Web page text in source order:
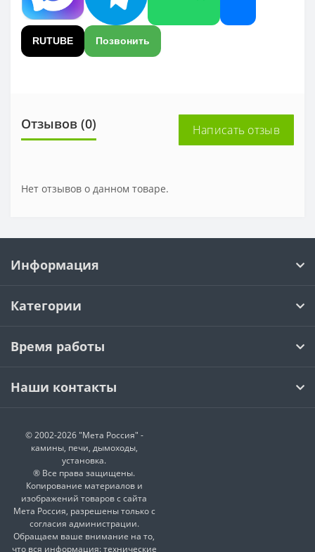
RUTUBE Позвонить
Отзывов (0) Написать отзыв
Нет отзывов о данном товаре.
Информация
Категории
Время работы
Наши контакты
© 2002-2026 "Мета Россия" -
камины, печи, дымоходы,
установка.
® Все права защищены.
Копирование материалов и
изображений товаров с сайта
Мета Россия, разрешены только с
согласия администрации.
Обращаем ваше внимание на то,
что вся информация: технические